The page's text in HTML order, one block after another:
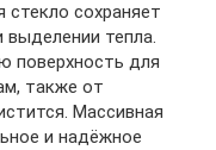
стекло сохраняет
выделении тепла.
поверхность для
также от
Массивная
и надёжное